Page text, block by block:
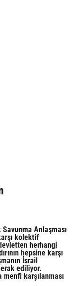
Anlaşması
kolektif
herhangi
hepsine karşı
İsrail
ediliyor.
karşılanması